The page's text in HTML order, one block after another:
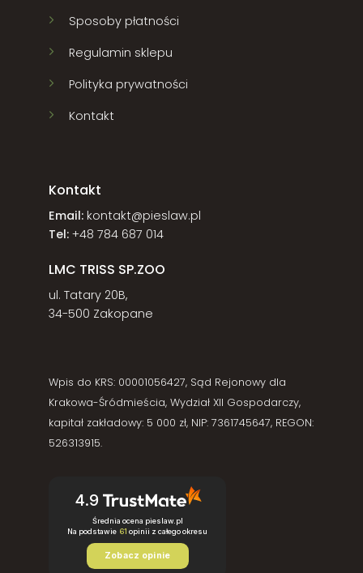
Sposoby płatności
Regulamin sklepu
Polityka prywatności
Kontakt
Kontakt
Email: kontakt@pieslaw.pl
Tel: +48 784 687 014
LMC TRISS SP.ZOO
ul. Tatary 20B,
34-500 Zakopane
Wpis do KRS: 00001056427, Sąd Rejonowy dla
Krakowa-Śródmieścia, Wydział XII Gospodarczy,
kapitał zakładowy: 5 000 zł, NIP: 7361745647, REGON:
526313915.
4.9
Średnia ocena pieslaw.pl
Na podstawie 61 opinii z całego okresu
Zobacz opinie